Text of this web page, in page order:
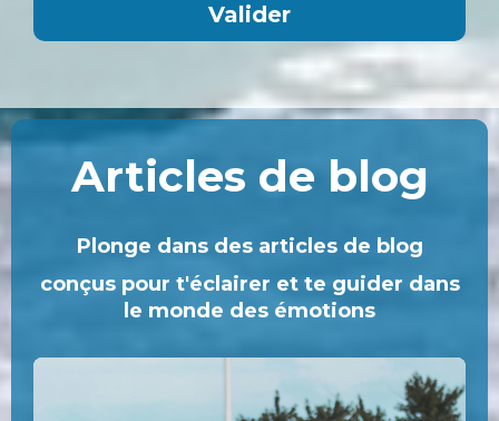
Valider
Articles de blog
Plonge dans des articles de blog
conçus pour t'éclairer et te guider dans
le monde des émotions